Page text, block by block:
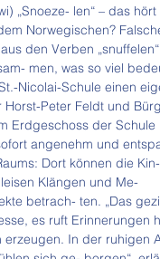
„Snoeze- len“ – das
Norwegischen?
den Verben
men, was so viel
Nicolai-Schule einen
Horst-Peter Feldt und
Erdgeschoss der
angenehm und
Dort können die
Klängen und Me-
betrach- ten. „Das
es ruft Erinnerungen
erzeugen. In der ruhigen